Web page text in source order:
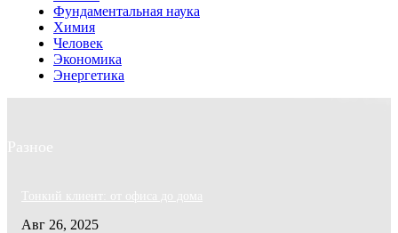
Фундаментальная наука
Химия
Человек
Экономика
Энергетика
Разное
Тонкий клиент: от офиса до дома
Авг 26, 2025